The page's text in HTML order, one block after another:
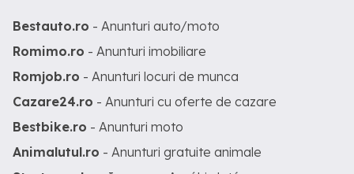
Bestauto.ro - Anunturi auto/moto
Romimo.ro - Anunturi imobiliare
Romjob.ro - Anunturi locuri de munca
Cazare24.ro - Anunturi cu oferte de cazare
Bestbike.ro - Anunturi moto
Animalutul.ro - Anunturi gratuite animale